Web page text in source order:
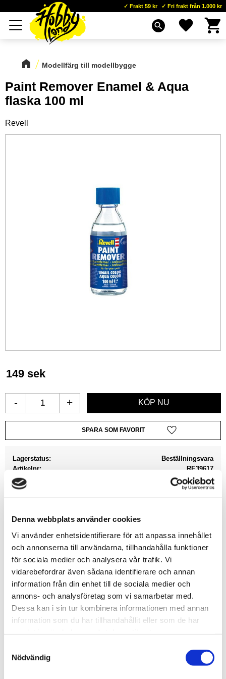
Denna webbplats använder cookies
Vi använder enhetsidentifierare för att anpassa innehållet
och annonserna till användarna, tillhandahålla funktioner
för sociala medier och analysera vår trafik. Vi
vidarebefordrar även sådana identifierare och annan
information från din enhet till de sociala medier och
annons- och analysföretag som vi samarbetar med.
Dessa kan i sin tur kombinera informationen med annan
information som du har tillhandahållit eller som de har
Nödvändig
Meny
Frakt 59 kr Fri frakt från 1.000 kr
search Favoriter
Modellfärg till modellbygge
Paint Remover Enamel & Aqua
flaska 100 ml
Revell
149 sek
+
-
Lägg till i favoriter
Lagerstatus
Beställningsvara
Artikelnr
RE39617
Leveranstid
Tillfälligt slut hos leverantör
Allmänt
Varning
Brandfarlig vätska och ånga.